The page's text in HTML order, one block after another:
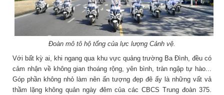
Đoàn mô tô hộ tống của lực lượng Cảnh vệ.
Với bất kỳ ai, khi ngang qua khu vực quảng trường Ba Đình, đều có
cảm nhận về không gian thoáng rộng, yên bình, tràn ngập tự hào...
Góp phần không nhỏ làm nên ấn tượng đẹp đẽ ấy là những vất vả
thầm lặng không quản ngày đêm của các CBCS Trung đoàn 375.